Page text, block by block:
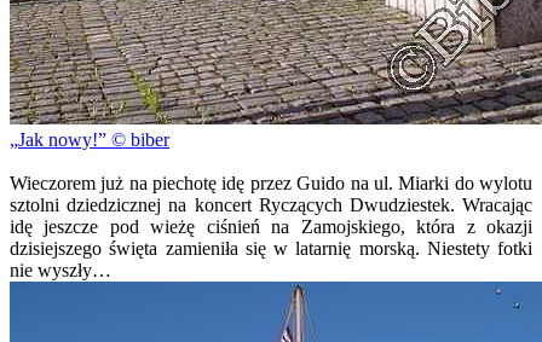
Jak nowy! © biber
Wieczorem już na piechotę idę przez Guido na ul. Miarki do wylotu
sztolni dziedzicznej na koncert Ryczących Dwudziestek. Wracając
idę jeszcze pod wieżę ciśnień na Zamojskiego, która z okazji
dzisiejszego święta zamieniła się w latarnię morską. Niestety fotki
nie wyszły…